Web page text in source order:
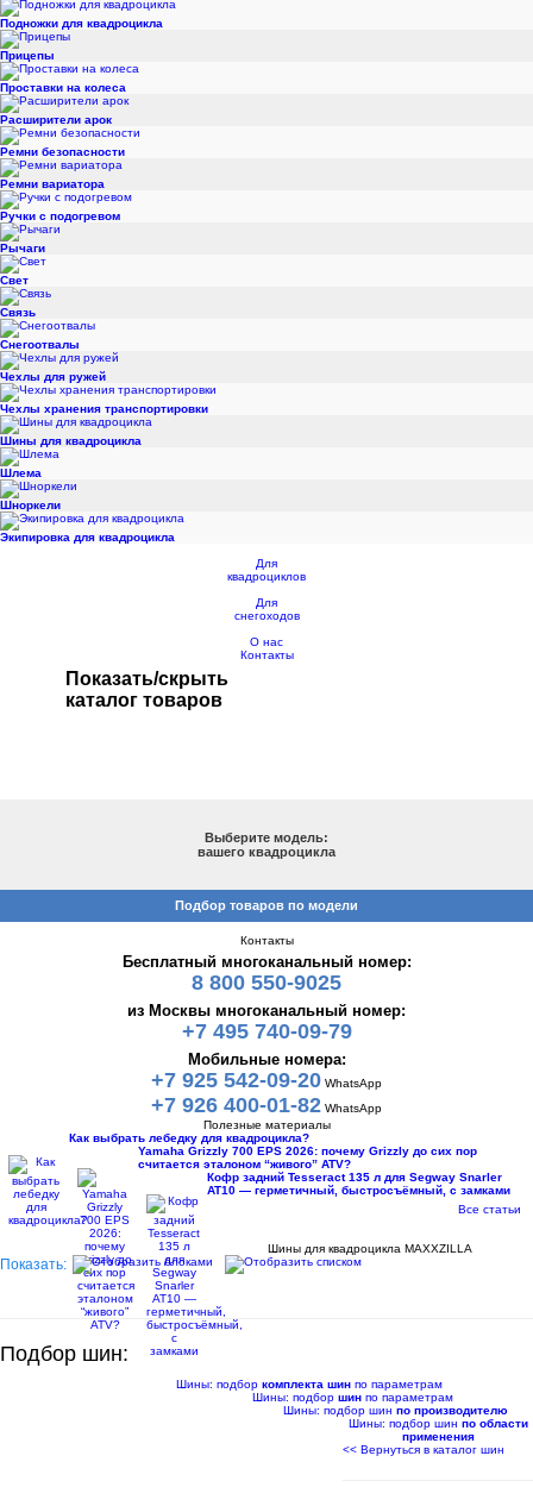
Подножки для квадроцикла
Прицепы
Проставки на колеса
Расширители арок
Ремни безопасности
Ремни вариатора
Ручки с подогревом
Рычаги
Свет
Связь
Снегоотвалы
Чехлы для ружей
Чехлы хранения транспортировки
Шины для квадроцикла
Шлема
Шноркели
Экипировка для квадроцикла
Для
квадроциклов
Для
снегоходов
О нас
Контакты
Показать/скрыть
каталог товаров
Выберите модель:
вашего квадроцикла
Подбор товаров по модели
Контакты
Бесплатный многоканальный номер:
8 800 550-9025
из Москвы многоканальный номер:
+7 495 740-09-79
Мобильные номера:
+7 925 542-09-20 WhatsApp
+7 926 400-01-82 WhatsApp
Полезные материалы
Как выбрать лебедку для квадроцикла?
Yamaha Grizzly 700 EPS 2026: почему Grizzly до сих пор
считается эталоном “живого” ATV?
Кофр задний Tesseract 135 л для Segway Snarler
AT10 — герметичный, быстросъёмный, с замками
Все статьи
Шины для квадроцикла MAXXZILLA
Показать:
Подбор шин:
Шины: подбор комплекта шин по параметрам
Шины: подбор шинпо параметрам
Шины: подбор шин по производителю
Шины: подбор шин по области
применения
<< Вернуться в каталог шин